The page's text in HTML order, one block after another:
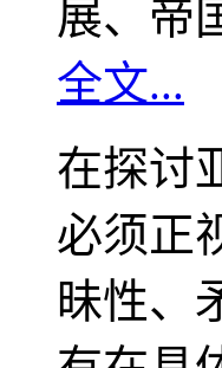
展、帝
全文...
在探讨
必须正
昧性、